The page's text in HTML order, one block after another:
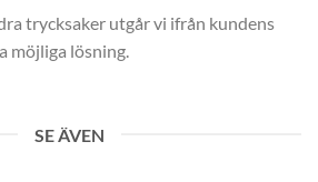
trycksaker utgår vi ifrån kundens
möjliga lösning.
SE ÄVEN